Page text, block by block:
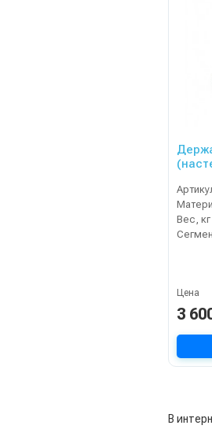
Вес, кг
Цена
3
В